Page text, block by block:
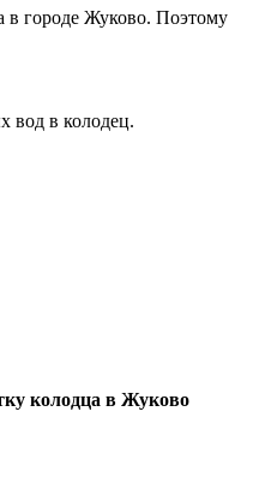
в городе Жуково. Поэтому
вод в колодец.
колодца в Жуково